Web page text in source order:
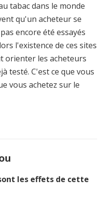
tabac dans le monde
qu'un acheteur se
encore été essayés
l'existence de ces sites
orienter les acheteurs
testé. C'est ce que vous
vous achetez sur le
les effets de cette